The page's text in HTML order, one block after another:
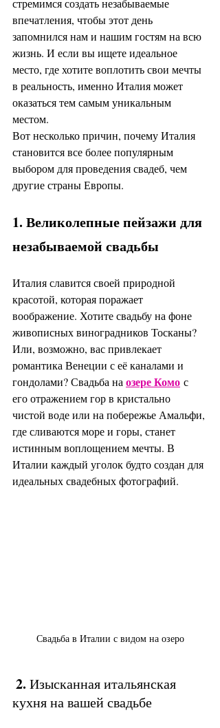
стремимся создать незабываемые
впечатления, чтобы этот день
запомнился нам и нашим гостям на всю
жизнь. И если вы ищете идеальное
место, где хотите воплотить свои мечты
в реальность, именно Италия может
оказаться тем самым уникальным
местом.
Вот несколько причин, почему Италия
становится все более популярным
выбором для проведения свадеб, чем
другие страны Европы.
1. Великолепные пейзажи для
незабываемой свадьбы
Италия славится своей природной
красотой, которая поражает
воображение. Хотите свадьбу на фоне
живописных виноградников Тосканы?
Или, возможно, вас привлекает
романтика Венеции с её каналами и
гондолами? Свадьба на озере Комо с
его отражением гор в кристально
чистой воде или на побережье Амальфи,
где сливаются море и горы, станет
истинным воплощением мечты. В
Италии каждый уголок будто создан для
идеальных свадебных фотографий.
Свадьба в Италии с видом на озеро
2. Изысканная итальянская
кухня на вашей свадьбе